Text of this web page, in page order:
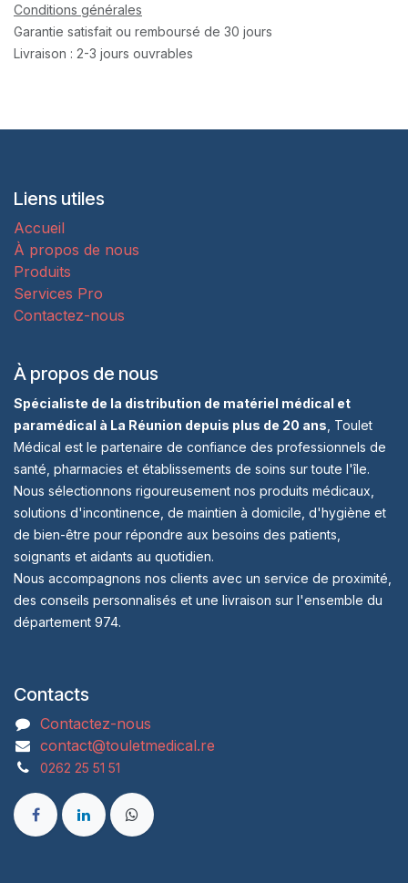
Conditions générales
Garantie satisfait ou remboursé de 30 jours
Livraison : 2-3 jours ouvrables
Liens utiles
Accueil
À propos de nous
Produits
Services Pro
Contactez-nous
À propos de nous
Spécialiste de la distribution de matériel médical et
paramédical à La Réunion depuis plus de 20 ans , Toulet
Médical est le partenaire de confiance des professionnels de
santé, pharmacies et établissements de soins sur toute l'île.
Nous sélectionnons rigoureusement nos produits médicaux,
solutions d'incontinence, de maintien à domicile, d'hygiène et
de bien-être pour répondre aux besoins des patients,
soignants et aidants au quotidien.
Nous accompagnons nos clients avec un service de proximité,
des conseils personnalisés et une livraison sur l'ensemble du
département 974.
Contacts
Contactez-nous
contact@touletmedical.re
0262 25 51 51